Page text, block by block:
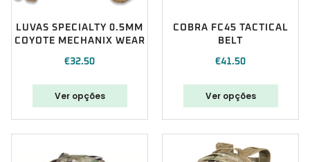
LUVAS SPECIALTY 0.5MM
COYOTE MECHANIX WEAR
€32.50
Ver opções
COBRA FC45 TACTICAL
BELT
€41.50
Ver opções